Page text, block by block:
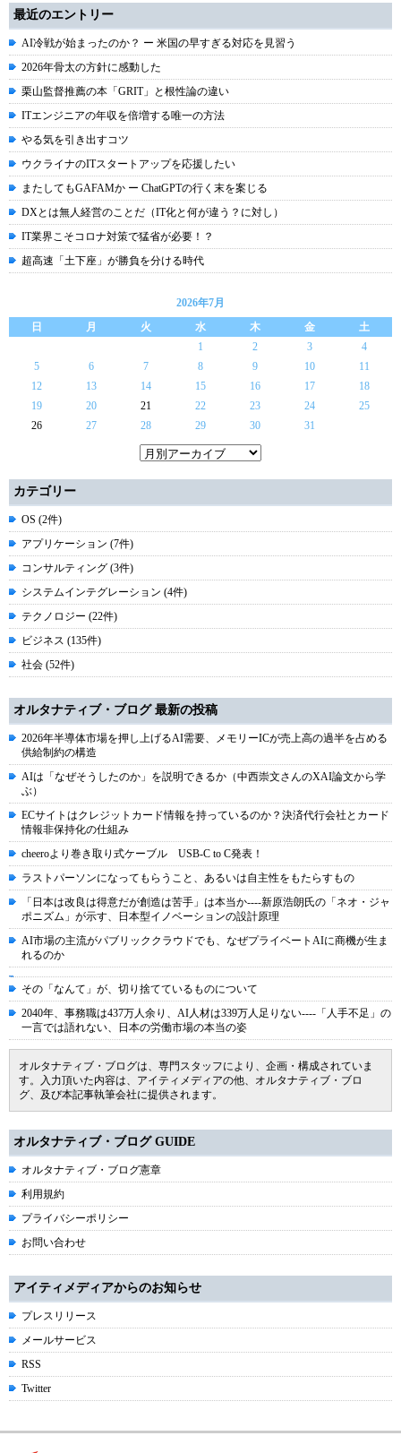
最近のエントリー
AI冷戦が始まったのか？ ー 米国の早すぎる対応を見習う
2026年骨太の方針に感動した
栗山監督推薦の本「GRIT」と根性論の違い
ITエンジニアの年収を倍増する唯一の方法
やる気を引き出すコツ
ウクライナのITスタートアップを応援したい
またしてもGAFAMか ー ChatGPTの行く末を案じる
DXとは無人経営のことだ（IT化と何が違う？に対し）
IT業界こそコロナ対策で猛省が必要！？
超高速「土下座」が勝負を分ける時代
2026年7月
日
月 火 水 木 金
土
1
2 3
4
5
6 7 8 9 10
11
12
13 14 15 16 17
18
19
20 21 22 23 24
25
26
27 28 29 30 31
カテゴリー
OS (2件)
アプリケーション (7件)
コンサルティング (3件)
システムインテグレーション (4件)
テクノロジー (22件)
ビジネス (135件)
社会 (52件)
オルタナティブ・ブログ 最新の投稿
2026年半導体市場を押し上げるAI需要、メモリーICが売上高の過半を占める
供給制約の構造
AIは「なぜそうしたのか」を説明できるか（中西崇文さんのXAI論文から学
ぶ）
ECサイトはクレジットカード情報を持っているのか？決済代行会社とカード
情報非保持化の仕組み
cheeroより巻き取り式ケーブル USB-C to C発表！
ラストパーソンになってもらうこと、あるいは自主性をもたらすもの
「日本は改良は得意だが創造は苦手」は本当か----新原浩朗氏の「ネオ・ジャ
ポニズム」が示す、日本型イノベーションの設計原理
AI市場の主流がパブリッククラウドでも、なぜプライベートAIに商機が生ま
れるのか
その「なんて」が、切り捨てているものについて
2040年、事務職は437万人余り、AI人材は339万人足りない----「人手不足」の
一言では語れない、日本の労働市場の本当の姿
オルタナティブ・ブログは、専門スタッフにより、企画・構成されていま
す。入力頂いた内容は、アイティメディアの他、オルタナティブ・ブロ
グ、及び本記事執筆会社に提供されます。
オルタナティブ・ブログ GUIDE
オルタナティブ・ブログ憲章
利用規約
プライバシーポリシー
お問い合わせ
アイティメディアからのお知らせ
プレスリリース
メールサービス
RSS
Twitter